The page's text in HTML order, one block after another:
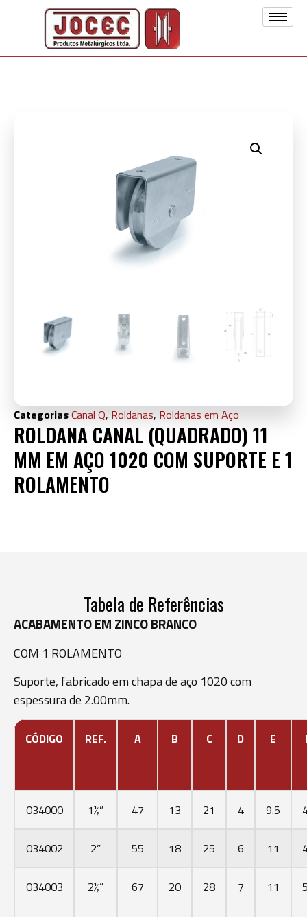
CategoriasCanal Q, Roldanas, Roldanas em Aço
ROLDANA CANAL (QUADRADO) 11
MM EM AÇO 1020 COM SUPORTE E 1
ROLAMENTO
Tabela de Referências
ACABAMENTO EM ZINCO BRANCO
COM 1 ROLAMENTO
Suporte, fabricado em chapa de aço 1020 com
espessura de 2.00mm.
CÓDIGO REF. A B C D E
034000 1½” 47 13 21 4 9.5
034002 2” 55 18 25 6 11
034003 2½” 67 20 28 7 11